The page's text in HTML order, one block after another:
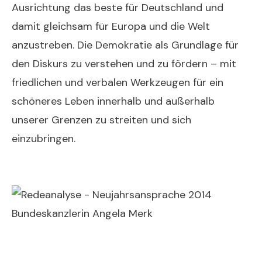
Ausrichtung das beste für Deutschland und
damit gleichsam für Europa und die Welt
anzustreben. Die Demokratie als Grundlage für
den Diskurs zu verstehen und zu fördern – mit
friedlichen und verbalen Werkzeugen für ein
schöneres Leben innerhalb und außerhalb
unserer Grenzen zu streiten und sich
einzubringen.